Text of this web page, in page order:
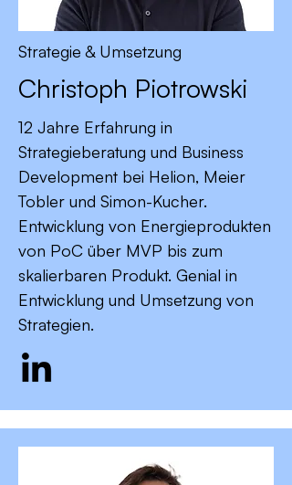
Strategie & Umsetzung
Christoph Piotrowski
12 Jahre Erfahrung in
Strategieberatung und Business
Development bei Helion, Meier
Tobler und Simon-Kucher.
Entwicklung von Energieprodukten
von PoC über MVP bis zum
skalierbaren Produkt. Genial in
Entwicklung und Umsetzung von
Strategien.